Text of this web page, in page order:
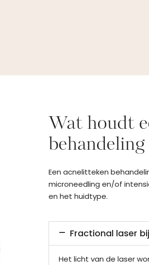
Wat houdt
behandeling
Een acnelitteken
microneedling en/of
en het huidtype.
Fractional laser
Het licht van de laser